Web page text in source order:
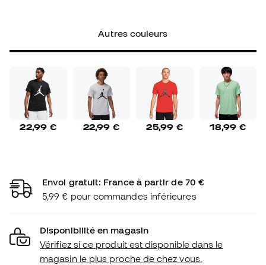
Autres couleurs
22,99 € 22,99 € 25,99 € 18,99 €
Envoi gratuit: France à partir de 70 €
5,99 € pour commandes inférieures
Disponibilité en magasin
Vérifiez si ce produit est disponible dans le
magasin le plus proche de chez vous.